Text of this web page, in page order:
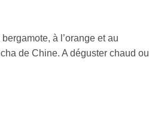
à l’orange et au
de Chine. A déguster chaud ou